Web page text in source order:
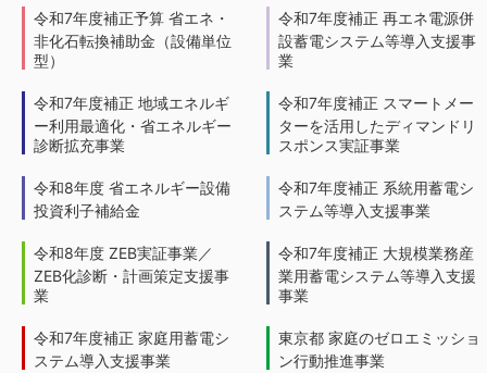
令和7年度補正予算 省エネ・
非化石転換補助金（設備単位
型）
令和7年度補正 地域エネルギ
ー利用最適化・省エネルギー
診断拡充事業
令和8年度 省エネルギー設備
投資利子補給金
令和8年度 ZEB実証事業／
ZEB化診断・計画策定支援事
業
令和7年度補正 家庭用蓄電シ
ステム導入支援事業
令和7年度補正 再エネ電源併
設蓄電システム等導入支援事
業
令和7年度補正 スマートメー
ターを活用したディマンドリ
スポンス実証事業
令和7年度補正 系統用蓄電シ
ステム等導入支援事業
令和7年度補正 大規模業務産
業用蓄電システム等導入支援
事業
東京都 家庭のゼロエミッショ
ン行動推進事業